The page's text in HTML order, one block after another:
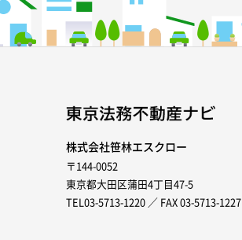
株式会社笹林エスクロー
〒144-0052
東京都大田区蒲田4丁目47-5
TEL03-5713-1220 ／ FAX 03-5713-1227